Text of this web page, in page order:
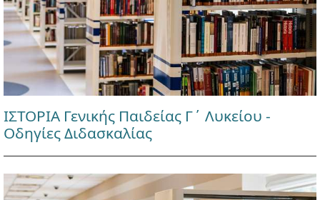
ΙΣΤΟΡΙΑ Γενικής Παιδείας Γ΄ Λυκείου -
Οδηγίες Διδασκαλίας